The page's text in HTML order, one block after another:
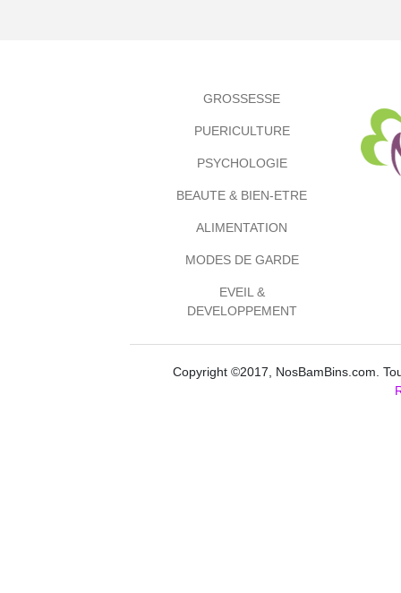
GROSSESSE
PUERICULTURE
PSYCHOLOGIE
BEAUTE & BIEN-ETRE
ALIMENTATION
MODES DE GARDE
EVEIL &
DEVELOPPEMENT
Copyright ©2017, NosBamBins.com.